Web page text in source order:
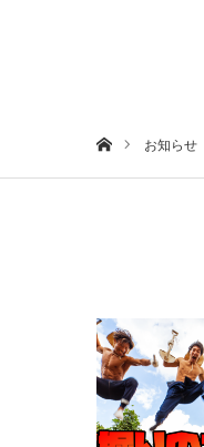
ホームお知らせ